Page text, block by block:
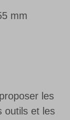
mm
les
outils et les